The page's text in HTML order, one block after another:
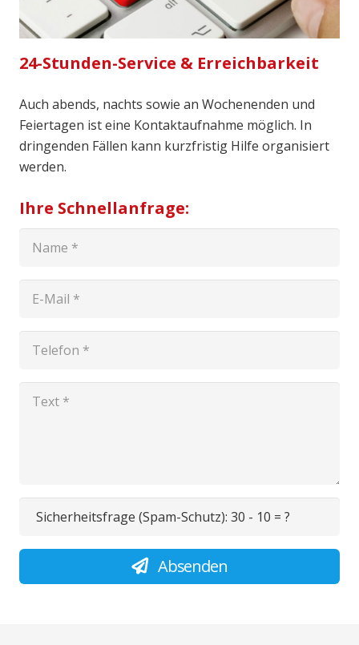
24-Stunden-Service & Erreichbarkeit
Auch abends, nachts sowie an Wochenenden und
Feiertagen ist eine Kontaktaufnahme möglich. In
dringenden Fällen kann kurzfristig Hilfe organisiert
werden.
Ihre Schnellanfrage:
Sicherheitsfrage (Spam-Schutz): 30 - 10 = ?
Absenden